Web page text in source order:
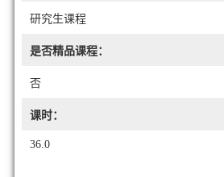
研究生课程
是否精品课程：
否
课时：
36.0